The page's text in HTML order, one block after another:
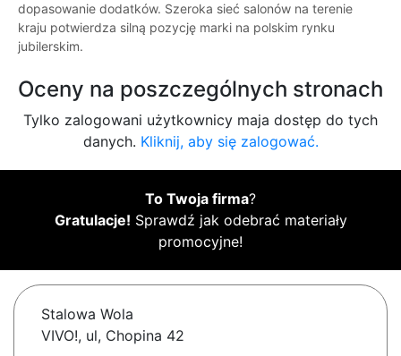
dopasowanie dodatków. Szeroka sieć salonów na terenie
kraju potwierdza silną pozycję marki na polskim rynku
jubilerskim.
Oceny na poszczególnych stronach
Tylko zalogowani użytkownicy maja dostęp do tych
danych. Kliknij, aby się zalogować.
To Twoja firma?
Gratulacje! Sprawdź jak odebrać materiały
promocyjne!
Stalowa Wola
VIVO!, ul, Chopina 42